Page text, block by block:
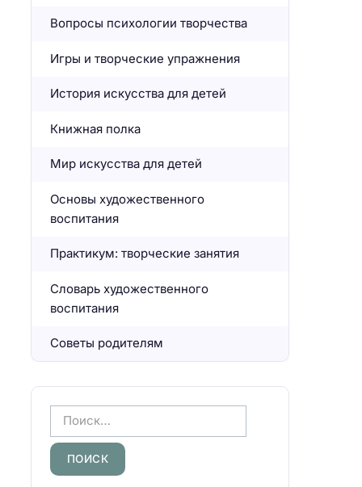
Вопросы психологии творчества
Игры и творческие упражнения
История искусства для детей
Книжная полка
Мир искусства для детей
Основы художественного
воспитания
Практикум: творческие занятия
Словарь художественного
воспитания
Советы родителям
а
й
т